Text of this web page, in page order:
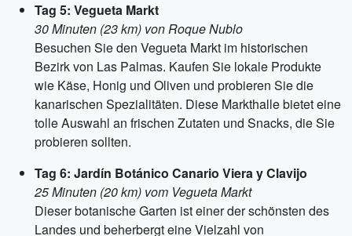
Tag 5: Vegueta Markt
30 Minuten (23 km) von Roque Nublo
Besuchen Sie den Vegueta Markt im historischen
Bezirk von Las Palmas. Kaufen Sie lokale Produkte
wie Käse, Honig und Oliven und probieren Sie die
kanarischen Spezialitäten. Diese Markthalle bietet eine
tolle Auswahl an frischen Zutaten und Snacks, die Sie
probieren sollten.
Tag 6: Jardín Botánico Canario Viera y Clavijo
25 Minuten (20 km) vom Vegueta Markt
Dieser botanische Garten ist einer der schönsten des
Landes und beherbergt eine Vielzahl von